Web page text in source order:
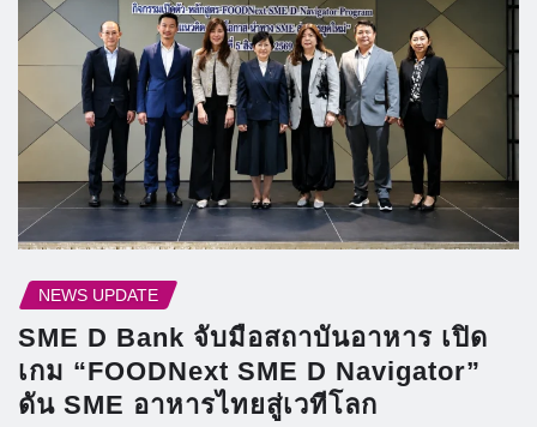
NEWS UPDATE
SME D Bank จับมือสถาบันอาหาร เปิด
เกม “FOODNext SME D Navigator”
ดัน SME อาหารไทยสู่เวทีโลก